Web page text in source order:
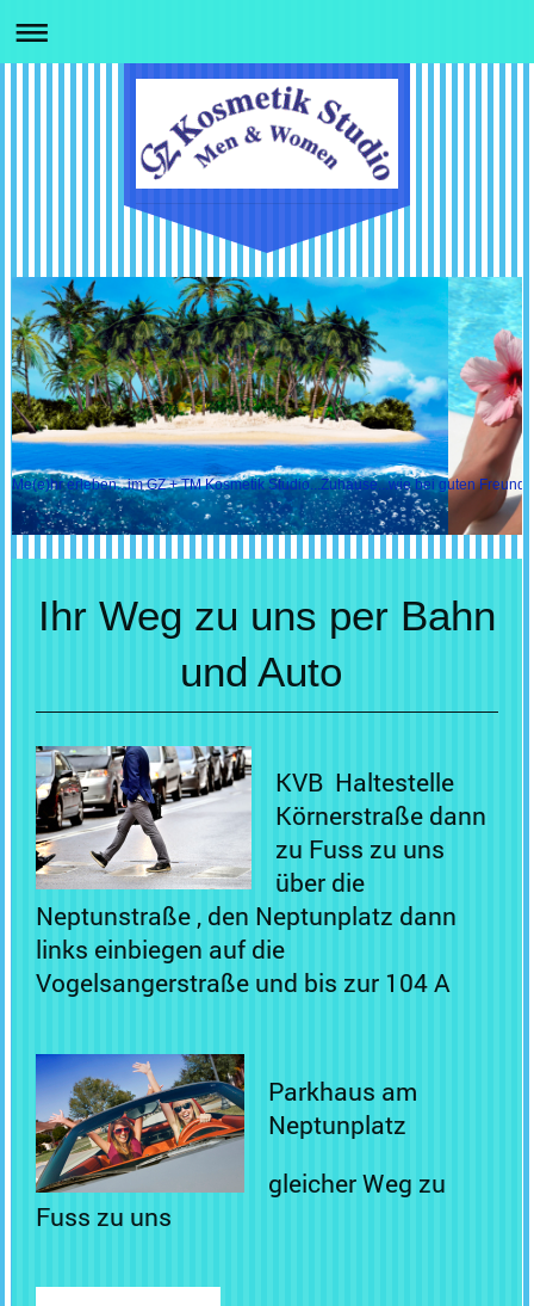
Me(e)hr erleben...im GZ + TM Kosmetik Studio...Zuhause...wie bei guten
Ihr Weg zu uns per Bahn
und Auto
KVB Haltestelle
Körnerstraße dann
zu Fuss zu uns
über die
Neptunstraße , den Neptunplatz dann
links einbiegen auf die
Vogelsangerstraße und bis zur 104 A
Parkhaus am
Neptunplatz
gleicher Weg zu
Fuss zu uns